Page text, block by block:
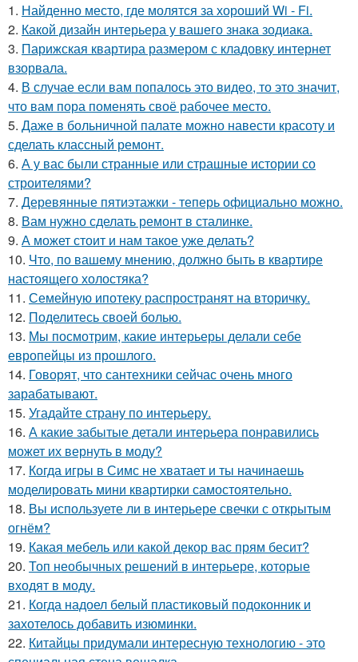
1. Найденно место, где молятся за хороший Wi - Fi.
2. Какой дизайн интерьера у вашего знака зодиака.
3. Парижская квартира размером с кладовку интернет
взорвала.
4. В случае если вам попалось это видео, то это значит,
что вам пора поменять своё рабочее место.
5. Даже в больничной палате можно навести красоту и
сделать классный ремонт.
6. А у вас были странные или страшные истории со
строителями?
7. Деревянные пятиэтажки - теперь официально можно.
8. Вам нужно сделать ремонт в сталинке.
9. А может стоит и нам такое уже делать?
10. Что, по вашему мнению, должно быть в квартире
настоящего холостяка?
11. Семейную ипотеку распространят на вторичку.
12. Поделитесь своей болью.
13. Мы посмотрим, какие интерьеры делали себе
европейцы из прошлого.
14. Говорят, что сантехники сейчас очень много
зарабатывают.
15. Угадайте страну по интерьеру.
16. А какие забытые детали интерьера понравились
может их вернуть в моду?
17. Когда игры в Симс не хватает и ты начинаешь
моделировать мини квартирки самостоятельно.
18. Вы используете ли в интерьере свечки с открытым
огнём?
19. Какая мебель или какой декор вас прям бесит?
20. Топ необычных решений в интерьере, которые
входят в моду.
21. Когда надоел белый пластиковый подоконник и
захотелось добавить изюминки.
22. Китайцы придумали интересную технологию - это